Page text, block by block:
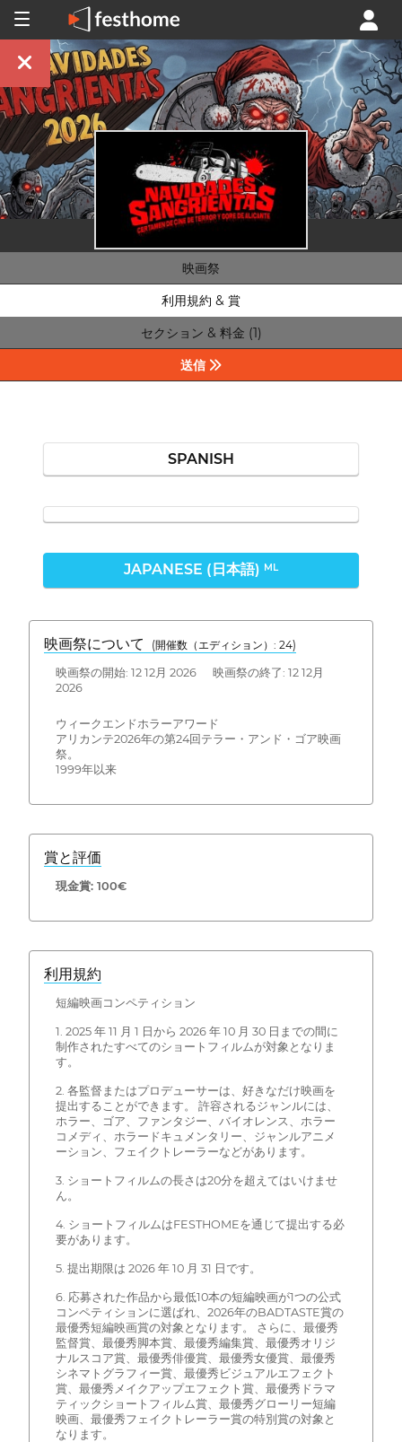
映画祭
利用規約 & 賞
セクション & 料金 (1)
送信
SPANISH
JAPANESE (日本語) ML
映画祭について (開催数（エディション）: 24)
映画祭の開始: 12 12月 2026 映画祭の終了: 12 12月
2026
ウィークエンドホラーアワード
アリカンテ2026年の第24回テラー・アンド・ゴア映画
祭。
1999年以来
賞と評価
現金賞: 100€
利用規約
短編映画コンペティション
1. 2025 年 11 月 1 日から 2026 年 10 月 30 日までの間に
制作されたすべてのショートフィルムが対象となりま
す。
2. 各監督またはプロデューサーは、好きなだけ映画を
提出することができます。 許容されるジャンルには、
ホラー、ゴア、ファンタジー、バイオレンス、ホラー
コメディ、ホラードキュメンタリー、ジャンルアニメ
ーション、フェイクトレーラーなどがあります。
3. ショートフィルムの長さは20分を超えてはいけませ
ん。
4. ショートフィルムはFESTHOMEを通じて提出する必
要があります。
5. 提出期限は 2026 年 10 月 31 日です。
6. 応募された作品から最低10本の短編映画が1つの公式
コンペティションに選ばれ、2026年のBADTASTE賞の
最優秀短編映画賞の対象となります。 さらに、最優秀
監督賞、最優秀脚本賞、最優秀編集賞、最優秀オリジ
ナルスコア賞、最優秀俳優賞、最優秀女優賞、最優秀
シネマトグラフィー賞、最優秀ビジュアルエフェクト
賞、最優秀メイクアップエフェクト賞、最優秀ドラマ
ティックショートフィルム賞、最優秀グローリー短編
映画、最優秀フェイクトレーラー賞の特別賞の対象と
なります。